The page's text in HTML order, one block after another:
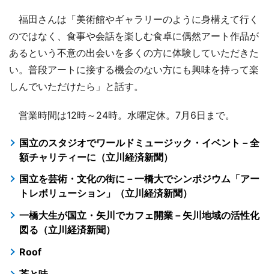
福田さんは「美術館やギャラリーのように身構えて行く
のではなく、食事や会話を楽しむ食卓に偶然アート作品が
あるという不意の出会いを多くの方に体験していただきた
い。普段アートに接する機会のない方にも興味を持って楽
しんでいただけたら」と話す。
営業時間は12時～24時。水曜定休。7月6日まで。
国立のスタジオでワールドミュージック・イベント－全
額チャリティーに（立川経済新聞）
国立を芸術・文化の街に－一橋大でシンポジウム「アー
トレボリューション」（立川経済新聞）
一橋大生が国立・矢川でカフェ開業－矢川地域の活性化
図る（立川経済新聞）
Roof